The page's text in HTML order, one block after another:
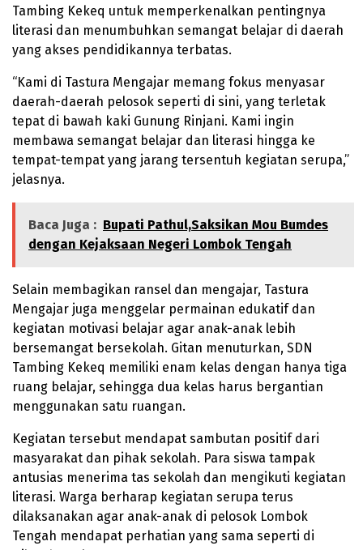
Tambing Kekeq untuk memperkenalkan pentingnya
literasi dan menumbuhkan semangat belajar di daerah
yang akses pendidikannya terbatas.
“Kami di Tastura Mengajar memang fokus menyasar
daerah-daerah pelosok seperti di sini, yang terletak
tepat di bawah kaki Gunung Rinjani. Kami ingin
membawa semangat belajar dan literasi hingga ke
tempat-tempat yang jarang tersentuh kegiatan serupa,”
jelasnya.
Baca Juga : Bupati Pathul,Saksikan Mou Bumdes
dengan Kejaksaan Negeri Lombok Tengah
Selain membagikan ransel dan mengajar, Tastura
Mengajar juga menggelar permainan edukatif dan
kegiatan motivasi belajar agar anak-anak lebih
bersemangat bersekolah. Gitan menuturkan, SDN
Tambing Kekeq memiliki enam kelas dengan hanya tiga
ruang belajar, sehingga dua kelas harus bergantian
menggunakan satu ruangan.
Kegiatan tersebut mendapat sambutan positif dari
masyarakat dan pihak sekolah. Para siswa tampak
antusias menerima tas sekolah dan mengikuti kegiatan
literasi. Warga berharap kegiatan serupa terus
dilaksanakan agar anak-anak di pelosok Lombok
Tengah mendapat perhatian yang sama seperti di